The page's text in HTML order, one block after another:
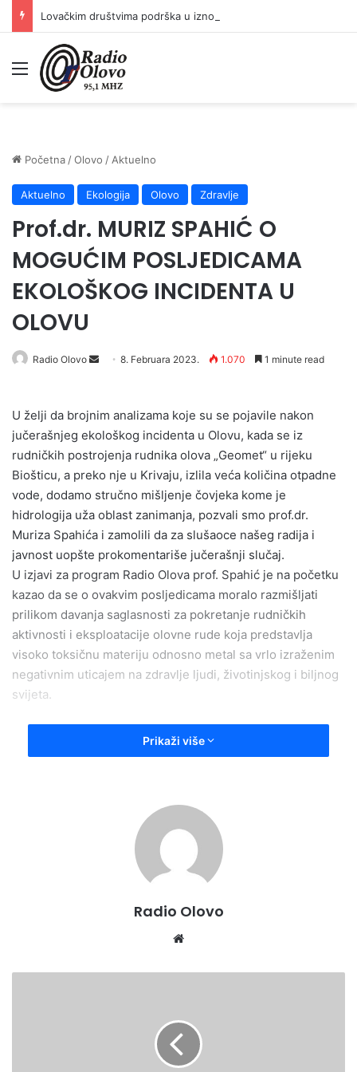
Lovačkim društvima podrška u iznosu od 138.000 KM
Meni
Početna /Olovo / Aktuelno
Aktuelno Ekologija Olovo Zdravlje
Prof.dr. MURIZ SPAHIĆ O
MOGUĆIM POSLJEDICAMA
EKOLOŠKOG INCIDENTA U
OLOVU
Radio Olovo
Send8. Februara 2023. 1.070 1 minute read
U želji da brojnim analizama koje su se pojavile nakon
jučerašnjeg ekološkog incidenta u Olovu, kada se iz
rudničkih postrojenja rudnika olova „Geomet“ u rijeku
Biošticu, a preko nje u Krivaju, izlila veća količina otpadne
vode, dodamo stručno mišljenje čovjeka kome je
hidrologija uža oblast zanimanja, pozvali smo prof.dr.
Muriza Spahića i zamolili da za slušaoce našeg radija i
javnost uopšte prokomentariše jučerašnji slučaj.
U izjavi za program Radio Olova prof. Spahić je na početku
kazao da se o ovakvim posljedicama moralo razmišljati
prilikom davanja saglasnosti za pokretanje rudničkih
aktivnosti i eksploatacije olovne rude koja predstavlja
visoko toksičnu materiju odnosno metal sa vrlo izraženim
negativnim uticajem na zdravlje ljudi, životinjskog i biljnog
svijeta.
– Prirodnim putem (vodnim i biljnim) olovo iz zemlje se
Veterinarskog i Prirodno-matematičkog fakulteta 80-ih
godina prošlog stoljeća, konstatovali su tragove olova u
jetri riba iz rijeka Boštice i Krivaje, te u stoci koja se
napasala po pašnjacima na rudištima olova – kazao je
godina , također u vrijeme predratnih rudničkih aktivnosti i
odlaganja otpada uz Biošticu.
Prikaži više
Radio Olovo